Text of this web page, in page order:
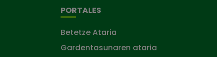
PORTALES
Betetze Ataria
Gardentasunaren ataria